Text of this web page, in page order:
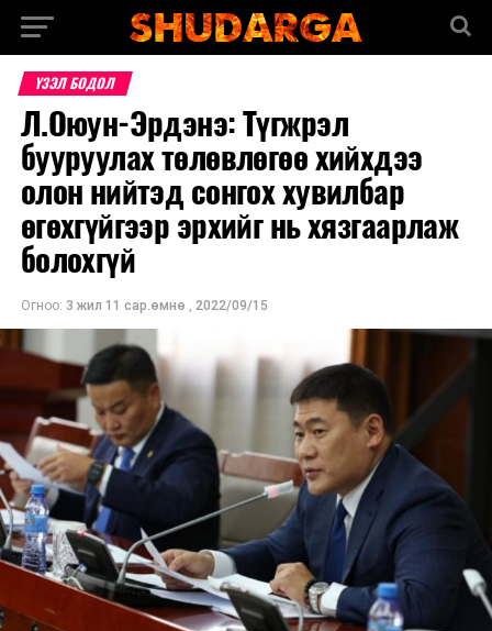
ҮЗЭЛ БОДОЛ
Л.Оюун-Эрдэнэ: Түгжрэл
бууруулах төлөвлөгөө хийхдээ
олон нийтэд сонгох хувилбар
өгөхгүйгээр эрхийг нь хязгаарлаж
болохгүй
Огноо: 3 жил 11 сар.өмнө , 2022/09/15